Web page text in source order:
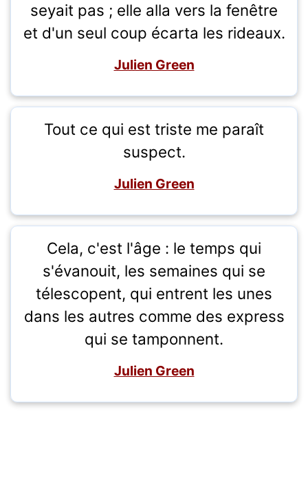
seyait pas ; elle alla vers la fenêtre
et d'un seul coup écarta les rideaux.
Julien Green
Tout ce qui est triste me paraît
suspect.
Julien Green
Cela, c'est l'âge : le temps qui
s'évanouit, les semaines qui se
télescopent, qui entrent les unes
dans les autres comme des express
qui se tamponnent.
Julien Green